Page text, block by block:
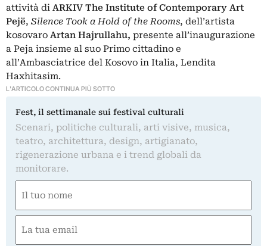
attività di ARKIV The Institute of Contemporary Art
Pejë, Silence Took a Hold of the Rooms, dell’artista
kosovaro Artan Hajrullahu, presente all’inaugurazione
a Peja insieme al suo Primo cittadino e
all’Ambasciatrice del Kosovo in Italia, Lendita
Haxhitasim.
L'ARTICOLO CONTINUA PIÙ SOTTO
Fest, il settimanale sui festival culturali
Scenari, politiche culturali, arti visive, musica,
teatro, architettura, design, artigianato,
rigenerazione urbana e i trend globali da
monitorare.
(Obbligatorio)
Nome
(Obbligatorio)